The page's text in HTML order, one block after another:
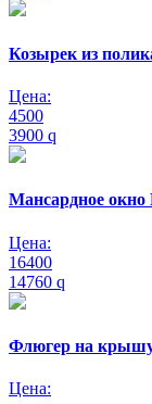
Козырек из
Цена:
4500
3900 q
Мансардное окно
Цена:
16400
14760 q
Флюгер на
Цена: